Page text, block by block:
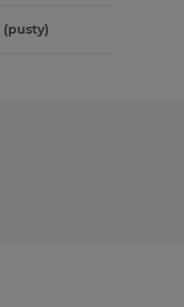
(pusty)